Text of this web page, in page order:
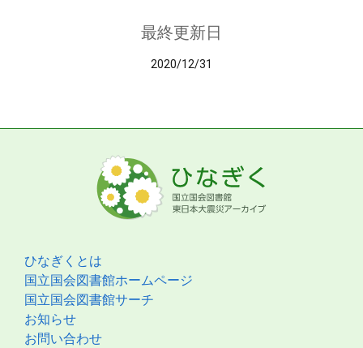
最終更新日
2020/12/31
ひなぎくとは
国立国会図書館ホームページ
国立国会図書館サーチ
お知らせ
お問い合わせ